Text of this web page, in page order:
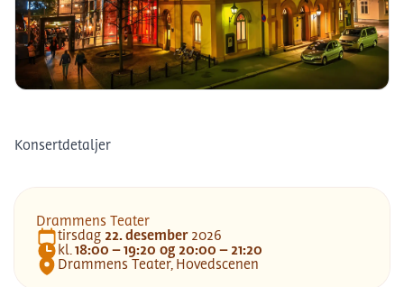
Konsertdetaljer
Drammens Teater
Dato
tirsdag 22.desember 2026
Tid
kl.18:00 – 19:20 og 20:00 – 21:20
Lokasjon
Drammens Teater, Hovedscenen